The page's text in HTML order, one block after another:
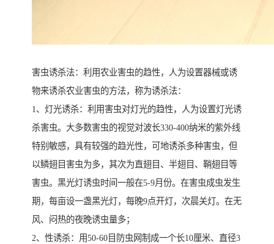
害虫诱杀法：利用农业害虫的趋性，人为设置器械或诱
物来诱杀农业害虫的方法，称为诱杀法：
1、灯光诱杀：利用害虫对灯光的趋性，人为设置灯光诱
杀害虫。大多数害虫的视觉对波长330-400纳米的紫外线
特别敏感，具有较强的趋光性，可地诱杀多种害虫，但
以鳞翅目害虫为多，其次为直翅目、半翅目、鞘翅目等
害虫。黑光灯诱虫时间一般在5-9月份。在害虫成虫发生
期，每亩设一盏黑光灯，每晚9点开灯，次晨关灯。在无
风、闷热的夜晚诱虫量多；
2、性诱杀：用50-60目防虫网制成一个长10厘米、直径3